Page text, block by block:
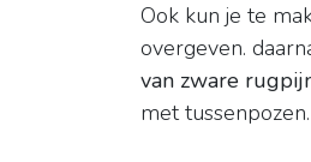
Ook kun je te
overgeven.
van zware
met tussenpozen.